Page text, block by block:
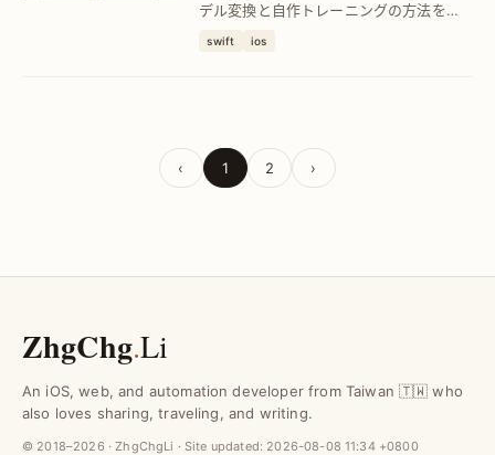
デル変換と自作トレーニングの方法を紹
swift ios
‹ 1 2 ›
ZhgChg.Li
An iOS, web, and automation developer from Taiwan 🇹🇼 who
also loves sharing, traveling, and writing.
© 2018–2026 · ZhgChgLi · Site updated: 2026-08-08 11:34 +0800